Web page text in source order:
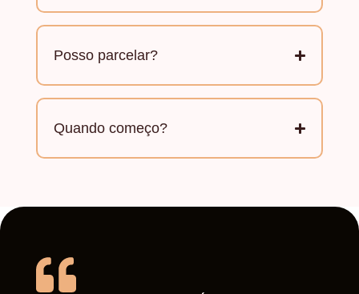
Posso parcelar?
Quando começo?